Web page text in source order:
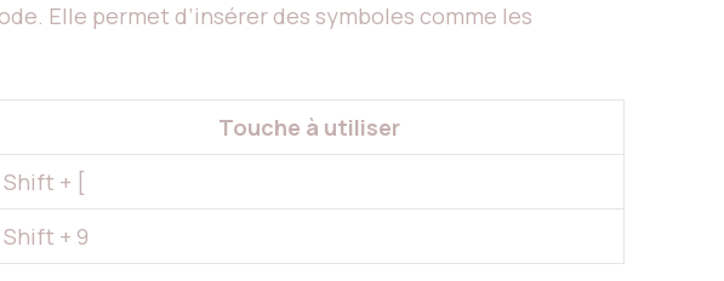
Elle permet d’insérer des symboles comme les
Touche à utiliser
Shift + [
Shift + 9